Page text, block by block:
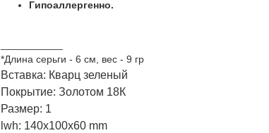
Гипоаллергенно.
*Длина серьги - 6 см, вес - 9 гр
Вставка: Кварц зеленый
Покрытие: Золотом 18К
Размер: 1
lwh: 140x100x60 mm